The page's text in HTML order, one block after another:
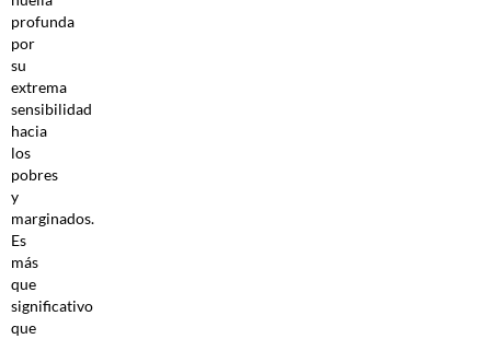
profunda
por
su
extrema
sensibilidad
hacia
los
pobres
y
marginados.
Es
más
que
significativo
que